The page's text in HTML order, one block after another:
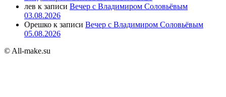
лев к записи Вечер с Владимиром Соловьёвым
03.08.2026
Орешко к записи Вечер с Владимиром Соловьёвым
05.08.2026
© All-make.su